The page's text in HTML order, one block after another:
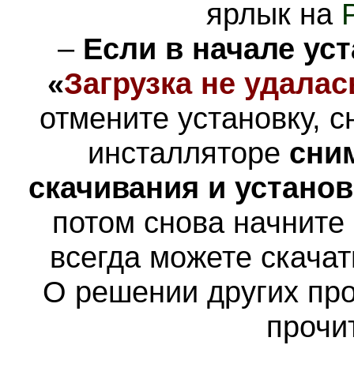
ярлык на
– Если в начале
«Загрузка не
отмените установку,
инсталляторе
скачивания и
потом снова
всегда можете
О решении других